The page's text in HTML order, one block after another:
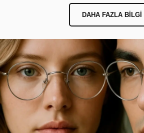
DAHA FAZLA BILGI